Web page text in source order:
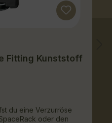
Fitting Kunststoff
du eine Verzurröse
oder den